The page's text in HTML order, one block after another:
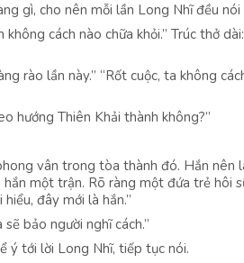
gì, cho nên mỗi lần Long Nhĩ đều
cách nào chữa khỏi.” Trúc thở
rào lần này.” “Rốt cuộc, ta không
hướng Thiên Khải thành không?”
vân trong tòa thành đó. Hắn nên
một trận. Rõ ràng một đứa trẻ hôi
đây mới là hắn.”
bảo người nghĩ cách.”
ý tới lời Long Nhĩ, tiếp tục nói.